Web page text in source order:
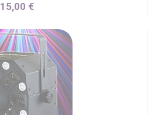
15,00 €